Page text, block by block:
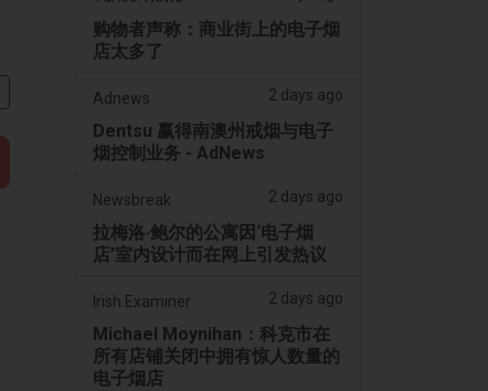
购物者声称：商业街上的电子烟
店太多了
Adnews 2 days ago
Dentsu 赢得南澳州戒烟与电子
烟控制业务 - AdNews
Newsbreak 2 days ago
拉梅洛·鲍尔的公寓因‘电子烟
店’室内设计而在网上引发热议
Irish Examiner 2 days ago
Michael Moynihan：科克市在
所有店铺关闭中拥有惊人数量的
电子烟店